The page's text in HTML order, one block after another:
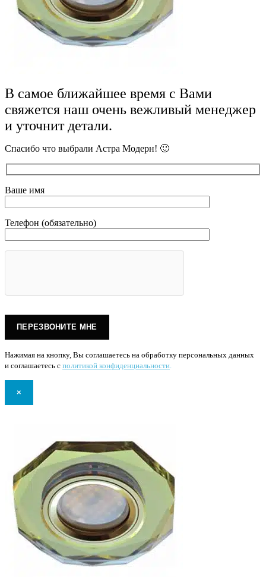
В самое ближайшее время с Вами
свяжется наш очень вежливый менеджер
и уточнит детали.
Спасибо что выбрали Астра Модерн! 🙂
Ваше имя
Телефон (обязательно)
Нажимая на кнопку, Вы соглашаетесь на обработку персональных данных
и соглашаетесь с политикой конфиденциальности.
×